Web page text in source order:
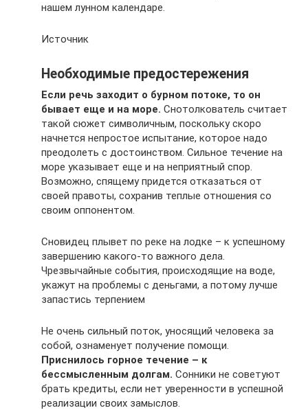
нашем лунном календаре.
Источник
Необходимые предостережения
Если речь заходит о бурном потоке, то он
бывает еще и на море. Снотолкователь считает
такой сюжет символичным, поскольку скоро
начнется непростое испытание, которое надо
преодолеть с достоинством. Сильное течение на
море указывает еще и на неприятный спор.
Возможно, спящему придется отказаться от
своей правоты, сохранив теплые отношения со
своим оппонентом.
Сновидец плывет по реке на лодке – к успешному
завершению какого-то важного дела.
Чрезвычайные события, происходящие на воде,
укажут на проблемы с деньгами, а потому лучше
запастись терпением
Не очень сильный поток, уносящий человека за
собой, ознаменует получение помощи.
Приснилось горное течение – к
бессмысленным долгам. Сонники не советуют
брать кредиты, если нет уверенности в успешной
реализации своих замыслов.